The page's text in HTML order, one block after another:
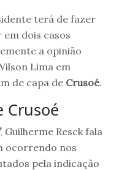
terá de fazer
dois casos
a opinião
Lima em
de capa de Crusoé.
Crusoé
, Guilherme Resck fala
ocorrendo nos
pela indicação